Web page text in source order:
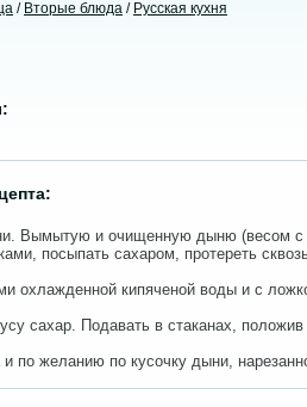
/ Вторые блюда / Русская кухня
Вымытую и очищенную дыню (весом с
посыпать сахаром, протереть
охлажденной кипяченой воды и с
сахар. Подавать в стаканах,
по желанию по кусочку дыни,